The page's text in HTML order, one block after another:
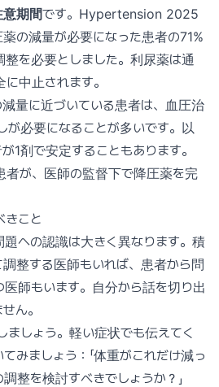
期間です。Hypertension 2025
の減量が必要になった患者の71%
を必要としました。利尿薬は通
中止されます。
量に近づいている患者は、血圧治
必要になることが多いです。以
1剤で安定することもあります。
者が、医師の監督下で降圧薬を完
きこと
への認識は大きく異なります。積
整する医師もいれば、患者から問
師もいます。自分から話を切り出
ん。
しょう。軽い症状でも伝えてく
みましょう：「体重がこれだけ減っ
整を検討すべきでしょうか？」